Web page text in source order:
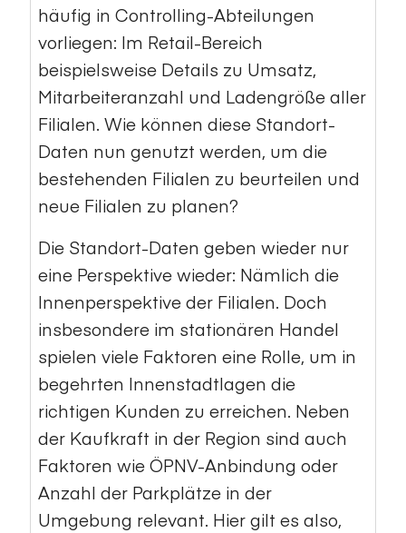
häufig in Controlling-Abteilungen
vorliegen: Im Retail-Bereich
beispielsweise Details zu Umsatz,
Mitarbeiteranzahl und Ladengröße aller
Filialen. Wie können diese Standort-
Daten nun genutzt werden, um die
bestehenden Filialen zu beurteilen und
neue Filialen zu planen?
Die Standort-Daten geben wieder nur
eine Perspektive wieder: Nämlich die
Innenperspektive der Filialen. Doch
insbesondere im stationären Handel
spielen viele Faktoren eine Rolle, um in
begehrten Innenstadtlagen die
richtigen Kunden zu erreichen. Neben
der Kaufkraft in der Region sind auch
Faktoren wie ÖPNV-Anbindung oder
Anzahl der Parkplätze in der
Umgebung relevant. Hier gilt es also,